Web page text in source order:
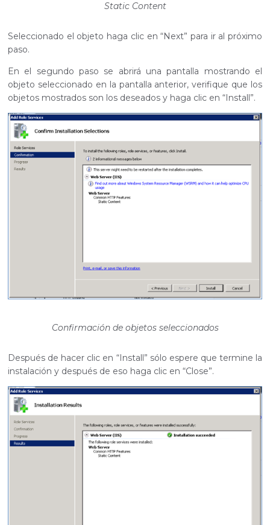
Static Content
Seleccionado el objeto haga clic en “Next” para ir al próximo
paso.
En el segundo paso se abrirá una pantalla mostrando el
objeto seleccionado en la pantalla anterior, verifique que los
objetos mostrados son los deseados y haga clic en “Install”.
Confirmación de objetos seleccionados
Después de hacer clic en “Install” sólo espere que termine la
instalación y después de eso haga clic en “Close”.